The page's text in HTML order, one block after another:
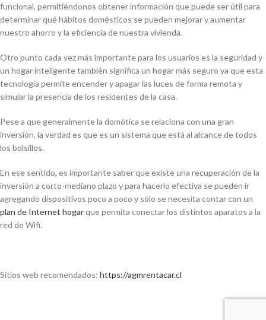
funcional, permitiéndonos obtener información que puede ser útil para
determinar qué hábitos domésticos se pueden mejorar y aumentar
nuestro ahorro y la eficiencia de nuestra vivienda.
Otro punto cada vez más importante para los usuarios es la seguridad y
un hogar inteligente también significa un hogar más seguro ya que esta
tecnología permite encender y apagar las luces de forma remota y
simular la presencia de los residentes de la casa.
Pese a que generalmente la domótica se relaciona con una gran
inversión, la verdad es que es un sistema que está al alcance de todos
los bolsillos.
En ese sentido, es importante saber que existe una recuperación de la
inversión a corto-mediano plazo y para hacerlo efectiva se pueden ir
agregando dispositivos poco a poco y sólo se necesita contar con un
plan de Internet hogarque permita conectar los distintos aparatos a la
red de Wifi.
Sitios web recomendados: https://agmrentacar.cl